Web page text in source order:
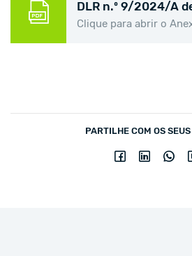
DLR n.º 9/2024/A
Clique para abrir o
PARTILHE COM OS